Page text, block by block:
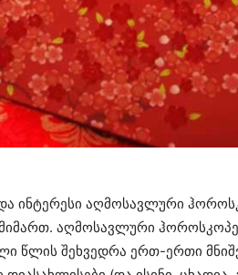
ინტერესი აღმოსავლური
აღმოსავლური
წლის შეხვედრა ერთ-ერთი